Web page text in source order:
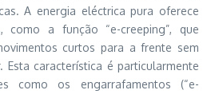
A energia eléctrica pura oferece
como a função “e-creeping”, que
curtos para a frente sem
Esta característica é particularmente
como os engarrafamentos (“e-